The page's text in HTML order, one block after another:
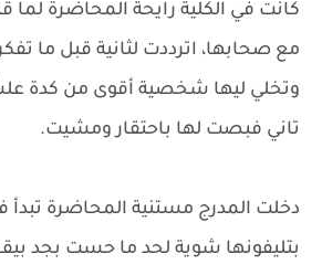
كانت في الكلية رايحة المحاضرة لما
مع صحابها، اترددت لثانية قبل ما
وتخلي ليها شخصية أقوى من كدة
تاني فبصت لها باحتقار ومشيت.
دخلت المدرج مستنية المحاضرة
بتليفونها شوية لحد ما حست بجد